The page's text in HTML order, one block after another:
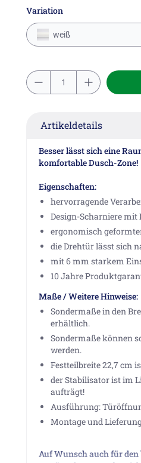
Variation
weiß
Artikeldetails
Besser lässt sich eine
komfortable Dusch-Zone!
Eigenschaften:
hervorragende
Design-Scharniere
ergonomisch
die Drehtür lässt sich
mit 6 mm starkem
10 Jahre
Maße / Weitere Hinweise:
Sondermaße in den
erhältlich.
Sondermaße können
werden.
Festteilbreite 22,7 cm
der Stabilisator ist im
aufträgt!
Ausführung:
Montage und
Auf Wunsch auch für den